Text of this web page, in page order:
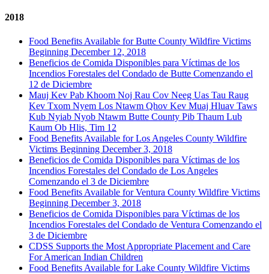
2018
Food Benefits Available for Butte County Wildfire Victims
Beginning December 12, 2018
Beneficios de Comida Disponibles para Víctimas de los
Incendios Forestales del Condado de Butte Comenzando el
12 de Diciembre
Mauj Kev Pab Khoom Noj Rau Cov Neeg Uas Tau Raug
Kev Txom Nyem Los Ntawm Qhov Kev Muaj Hluav Taws
Kub Nyiab Nyob Ntawm Butte County Pib Thaum Lub
Kaum Ob Hlis, Tim 12
Food Benefits Available for Los Angeles County Wildfire
Victims Beginning December 3, 2018
Beneficios de Comida Disponibles para Víctimas de los
Incendios Forestales del Condado de Los Angeles
Comenzando el 3 de Diciembre
Food Benefits Available for Ventura County Wildfire Victims
Beginning December 3, 2018
Beneficios de Comida Disponibles para Víctimas de los
Incendios Forestales del Condado de Ventura Comenzando el
3 de Diciembre
CDSS Supports the Most Appropriate Placement and Care
For American Indian Children
Food Benefits Available for Lake County Wildfire Victims